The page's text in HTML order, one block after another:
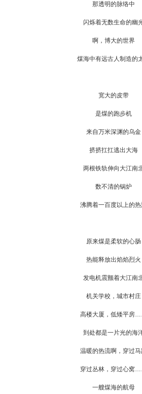
那透明的脉络中
闪烁着无数生命的幽
啊，博大的世界
煤海中有远古人制造的
宽大的皮带
是煤的跑步机
来自万米深渊的乌金
挤挤扛扛逃出大海
两根铁轨伸向大江南
数不清的锅炉
沸腾着一百度以上的热
原来煤是柔软的心肠
热能释放出焰焰烈火
发电机震颤着大江南
机关学校，城市村庄
高楼大厦，低矮平房
到处都是一片光的海
温暖的热流啊，穿过
穿过丛林，穿过心窝
一艘煤海的航母